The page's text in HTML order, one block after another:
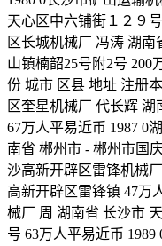
天心区中六铺街１２９
区长城机械厂 冯涛 湖
山镇楠韶25号附2号 200
份 城市 区县 地址 注册
区奎星机械厂 代长辉
67万人平易近币 1987 0
南省 郴州市 - 郴州市国
沙高新开辟区雷锋机械
高新开辟区雷锋镇 47万
械厂 周 湖南省 长沙市
号 63万人平易近币